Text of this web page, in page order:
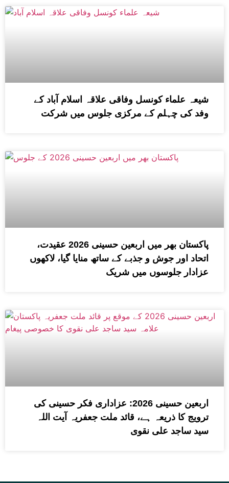
شیعہ علماء کونسل وفاقی علاقہ اسلام آباد کے
وفد کی چہلم کے مرکزی جلوس میں شرکت
پاکستان بھر میں اربعین حسینی 2026 عقیدت،
اتحاد اور جوش و جذبے کے ساتھ منایا گیا، لاکھوں
عزادار جلوسوں میں شریک
اربعین حسینی 2026: عزاداری فکر حسینی کی
ترویج کا ذریعہ ہے، قائد ملت جعفریہ آیت اللہ
سید ساجد علی نقوی